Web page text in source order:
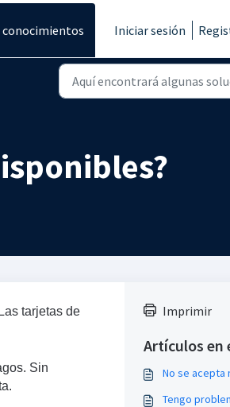
conocimientos Iniciar sesión
tarjetas de
Sin
Imprimir
Artículos en
No se acepta
Tengo